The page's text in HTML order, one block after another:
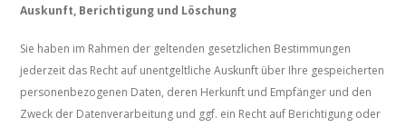
Auskunft, Berichtigung und Löschung
Sie haben im Rahmen der geltenden gesetzlichen Bestimmungen
jederzeit das Recht auf unentgeltliche Auskunft über Ihre gespeicherten
personenbezogenen Daten, deren Herkunft und Empfänger und den
Zweck der Datenverarbeitung und ggf. ein Recht auf Berichtigung oder